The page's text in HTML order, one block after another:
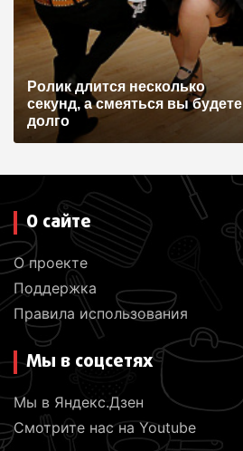
Ролик длится несколько
секунд, а смеяться вы будете
долго
О сайте
О проекте
Поддержка
Правила использования
Мы в соцсетях
Мы в Яндекс.Дзен
Смотрите нас на Youtube